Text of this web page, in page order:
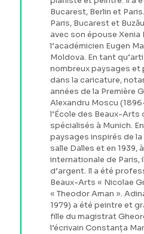
Bucarest, Berlin et
Paris, Bucarest et
avec son épouse
l’académicien Eugen
Moldova. En tant
nombreux paysages et
dans la caricature,
années de la Première
Alexandru Moscu
l’École des Beaux-Arts
spécialisés à Munich.
paysages inspirés de la
salle Dalles et en 1939,
internationale de Paris,
d’argent. Il a été
Beaux-Arts « Nicolae
« Theodor Aman ».
1979) a été peintre et
fille du magistrat
l’écrivain Constanța